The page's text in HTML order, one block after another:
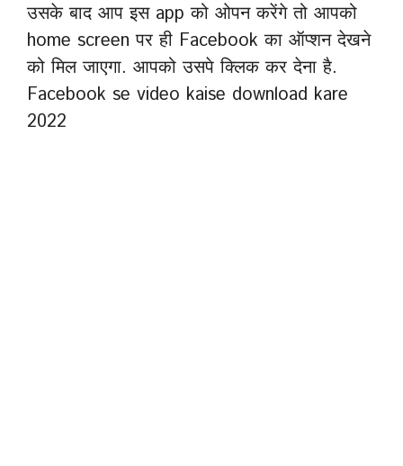
उसके बाद आप इस app को ओपन करेंगे तो आपको
home screen पर ही Facebook का ऑप्शन देखने
को मिल जाएगा. आपको उसपे क्लिक कर देना है.
Facebook se video kaise download kare
2022